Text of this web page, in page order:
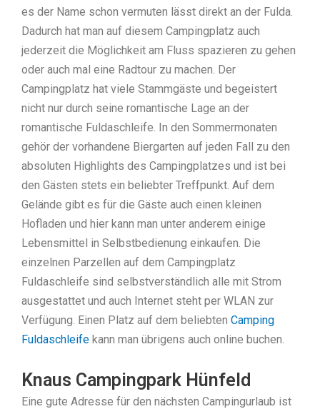
es der Name schon vermuten lässt direkt an der Fulda.
Dadurch hat man auf diesem Campingplatz auch
jederzeit die Möglichkeit am Fluss spazieren zu gehen
oder auch mal eine Radtour zu machen. Der
Campingplatz hat viele Stammgäste und begeistert
nicht nur durch seine romantische Lage an der
romantische Fuldaschleife. In den Sommermonaten
gehör der vorhandene Biergarten auf jeden Fall zu den
absoluten Highlights des Campingplatzes und ist bei
den Gästen stets ein beliebter Treffpunkt. Auf dem
Gelände gibt es für die Gäste auch einen kleinen
Hofladen und hier kann man unter anderem einige
Lebensmittel in Selbstbedienung einkaufen. Die
einzelnen Parzellen auf dem Campingplatz
Fuldaschleife sind selbstverständlich alle mit Strom
ausgestattet und auch Internet steht per WLAN zur
Verfügung. Einen Platz auf dem beliebten Camping
Fuldaschleife kann man übrigens auch online buchen.
Knaus Campingpark Hünfeld
Eine gute Adresse für den nächsten Campingurlaub ist